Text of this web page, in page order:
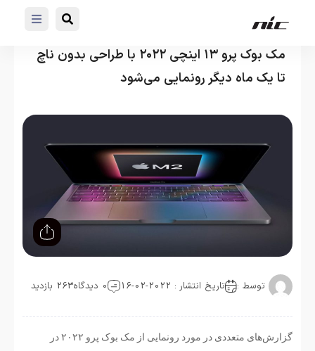
مک بوک پرو ۱۳ اینچی ۲۰۲۲ با طراحی بدون ناچ
تا یک ماه دیگر رونمایی می‌شود
توسط : تاریخ انتشار : 2022-02-16 0 دیدگاه 263 بازدید
گزارش‌های متعددی در مورد رونمایی از مک بوک پرو ۲۰۲۲ در